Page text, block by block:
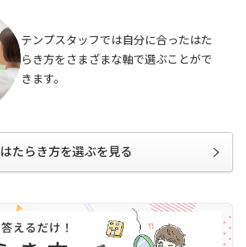
テンプスタッフでは自分に合ったはた
らき方をさまざまな軸で選ぶことがで
きます。
はたらき方を選ぶを見る